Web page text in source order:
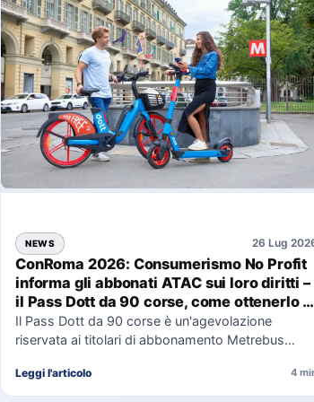
NEWS 26 Lug
ConRoma 2026: Consumerismo No Profit
informa gli abbonati ATAC sui loro diritti –
il Pass Dott da 90 corse, come ottenerlo e
cosa spetta in caso di disservizi
Il Pass Dott da 90 corse è un'agevolazione
riservata ai titolari di abbonamento Metrebus
Leggi l'articolo 4